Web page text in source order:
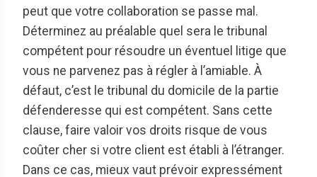
peut que votre collaboration se passe mal.
Déterminez au préalable quel sera le tribunal
compétent pour résoudre un éventuel litige que
vous ne parvenez pas à régler à l’amiable. À
défaut, c’est le tribunal du domicile de la partie
défenderesse qui est compétent. Sans cette
clause, faire valoir vos droits risque de vous
coûter cher si votre client est établi à l’étranger.
Dans ce cas, mieux vaut prévoir expressément